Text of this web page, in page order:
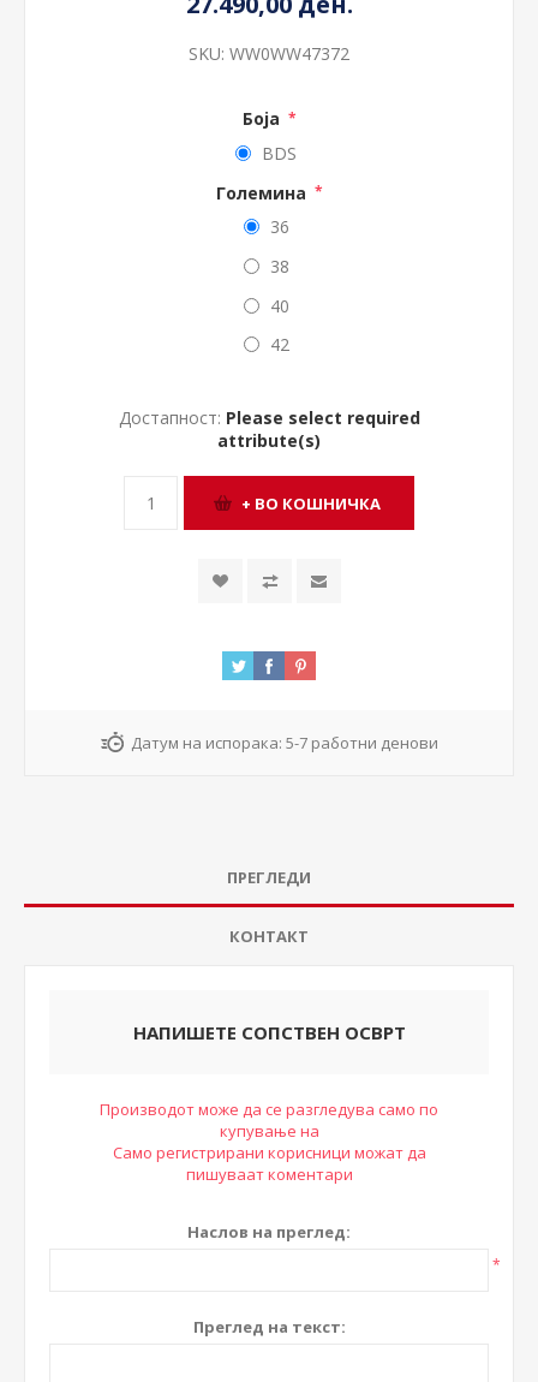
SKU: WW0WW47372
Боја *
BDS
Големина *
36
38
40
42
Достапност: Please select required
attribute(s)
Датум на испорака: 5-7 работни денови
ПРЕГЛЕДИ
КОНТАКТ
НАПИШЕТЕ СОПСТВЕН ОСВРТ
Производот може да се разгледува само по
купување на
Само регистрирани корисници можат да
пишуваат коментари
Наслов на преглед:
*
Преглед на текст: